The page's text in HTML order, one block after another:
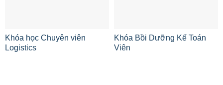
Khóa học Chuyên viên
Logistics
Khóa Bồi Dưỡng Kế Toán
Viên